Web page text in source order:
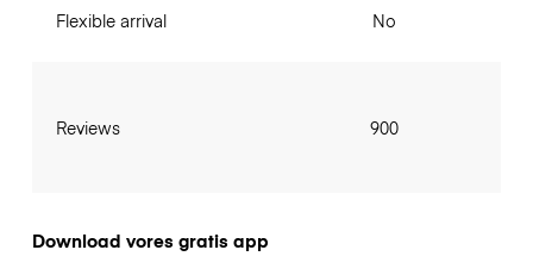
Flexible arrival
Reviews
No
900
Download vores gratis app